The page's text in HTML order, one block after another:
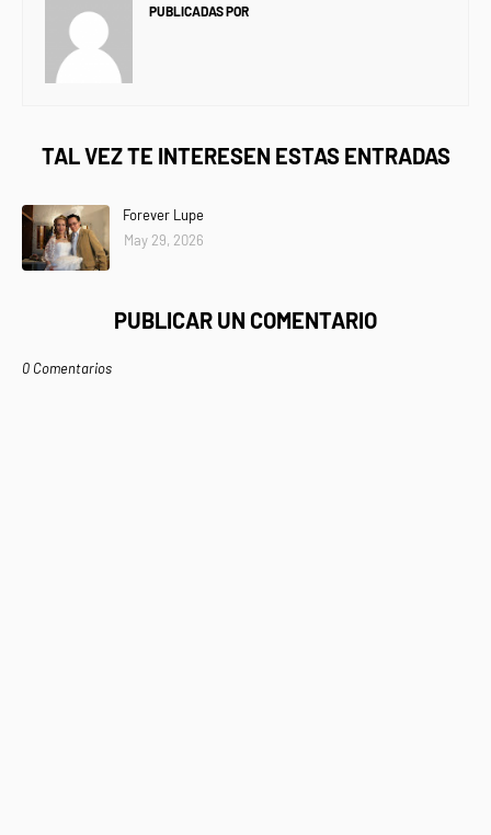
PUBLICADAS POR
TAL VEZ TE INTERESEN ESTAS ENTRADAS
Forever Lupe
May 29, 2026
PUBLICAR UN COMENTARIO
0 Comentarios